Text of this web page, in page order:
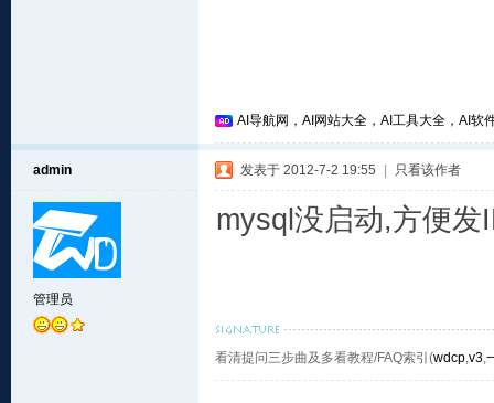
AI导航网，AI网站大全，AI工具大全，AI软
admin
管理员
发表于 2012-7-2 19:55 只看该作者
mysql没启动,方便发
看清提问三步曲及多看教程/FAQ索引(wdcp,v3,